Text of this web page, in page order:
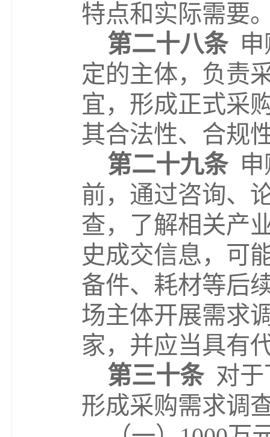
特点和实际需要
第二十八条
定的主体，负责
宜，形成正式采
其合法性、合规
第二十九条
前，通过咨询、
查，了解相关产
史成交信息，可
备件、耗材等后
场主体开展需求
家，并应当具有
第三十条 对
形成采购需求调